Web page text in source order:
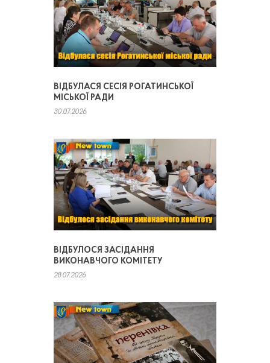
ВІДБУЛАСЯ СЕСІЯ РОГАТИНСЬКОЇ
МІСЬКОЇ РАДИ
30.07.2026
ВІДБУЛОСЯ ЗАСІДАННЯ
ВИКОНАВЧОГО КОМІТЕТУ
28.07.2026